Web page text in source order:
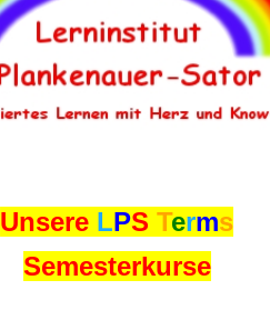
Unsere LPS Terms
Semesterkurse